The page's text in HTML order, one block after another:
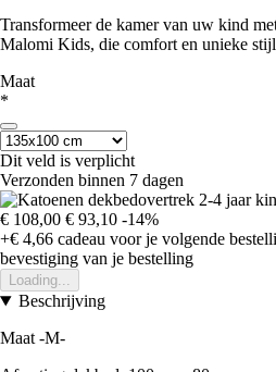
Transformeer de kamer van uw kind
Malomi Kids, die comfort en unieke
Maat
*
Dit veld is verplicht
Verzonden binnen 7 dagen
€ 108,00 € 93,10 -14%
+€ 4,66 cadeau voor je volgende
bevestiging van je bestelling
Loading...
Beschrijving
Maat -M-